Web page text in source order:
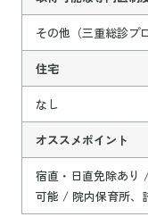
その他（三重総診プ
住宅
なし
オススメポイント
宿直・日直免除あり
可能 / 院内保育所、